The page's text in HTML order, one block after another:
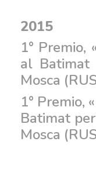
2015
1° Premio,
al Batimat
Mosca
1° Premio,
Batimat
Mosca